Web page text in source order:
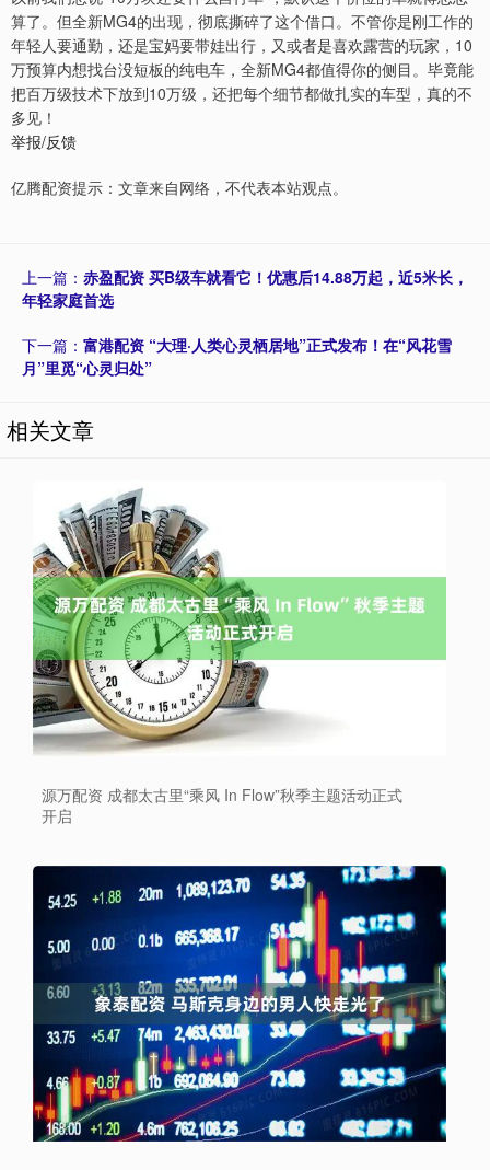
算了。但全新MG4的出现，彻底撕碎了这个借口。不管你是刚工作的
年轻人要通勤，还是宝妈要带娃出行，又或者是喜欢露营的玩家，10
万预算内想找台没短板的纯电车，全新MG4都值得你的侧目。毕竟能
把百万级技术下放到10万级，还把每个细节都做扎实的车型，真的不
多见！
举报/反馈
亿腾配资提示：文章来自网络，不代表本站观点。
上一篇： 赤盈配资 买B级车就看它！优惠后14.88万起，近5米长，
年轻家庭首选
下一篇： 富港配资 “大理·人类心灵栖居地”正式发布！在“风花雪
月”里觅“心灵归处”
相关文章
源万配资 成都太古里“乘风 In Flow”秋季主题活动正式
开启